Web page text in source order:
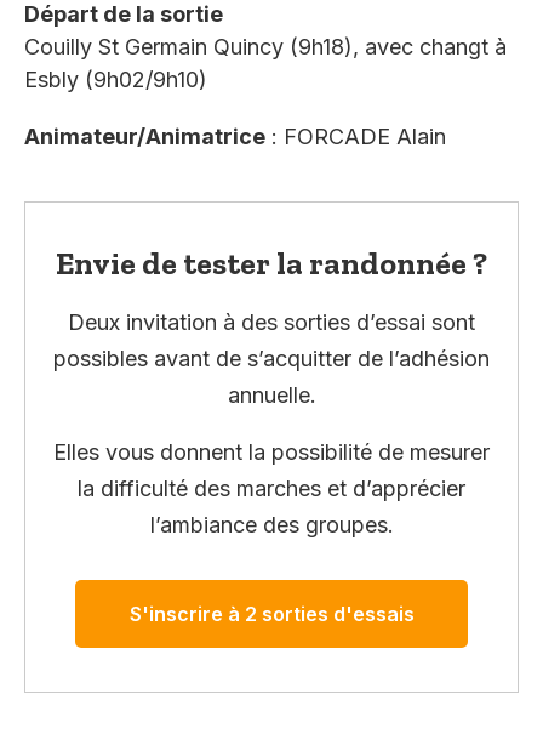
Départ de la sortie
Couilly St Germain Quincy (9h18), avec changt à
Esbly (9h02/9h10)
Animateur/Animatrice : FORCADE Alain
Envie de tester la randonnée ?
Deux invitation à des sorties d’essai sont
possibles avant de s’acquitter de l’adhésion
annuelle.
Elles vous donnent la possibilité de mesurer
la difficulté des marches et d’apprécier
l’ambiance des groupes.
S'inscrire à 2 sorties d'essais